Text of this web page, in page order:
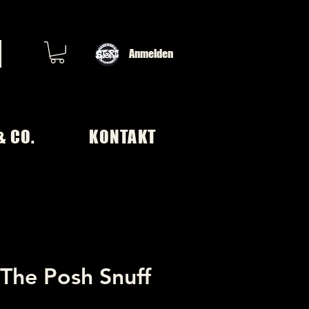
Anmelden
CO. KONTAKT
Posh Snuff